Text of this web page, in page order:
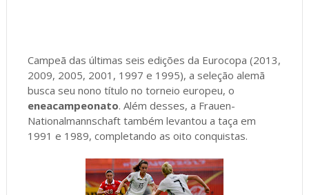
Campeã das últimas seis edições da Eurocopa (2013,
2009, 2005, 2001, 1997 e 1995), a seleção alemã
busca seu nono título no torneio europeu, o
eneacampeonato. Além desses, a Frauen-
Nationalmannschaft também levantou a taça em
1991 e 1989, completando as oito conquistas.